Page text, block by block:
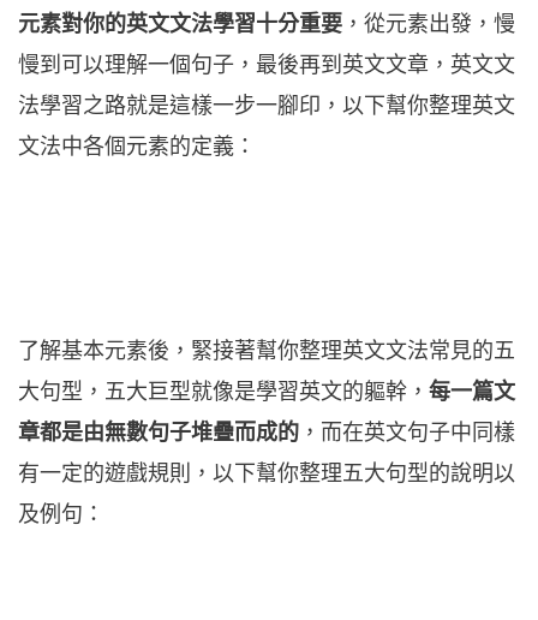
元素對你的英文文法學習十分重要 ，從元素出發，慢
慢到可以理解一個句子，最後再到英文文章，英文文
法學習之路就是這樣一步一腳印，以下幫你整理英文
文法中各個元素的定義：
了解基本元素後，緊接著幫你整理英文文法常見的五
大句型，五大巨型就像是學習英文的軀幹， 每一篇文
章都是由無數句子堆疊而成的 ，而在英文句子中同樣
有一定的遊戲規則，以下幫你整理五大句型的說明以
及例句：